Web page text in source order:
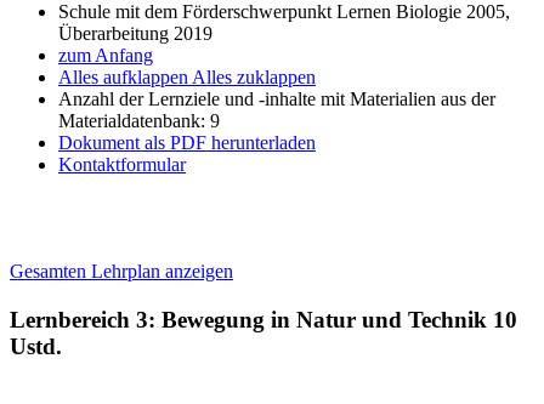
Schule mit dem Förderschwerpunkt Lernen Biologie 2005,
Überarbeitung 2019
zum Anfang
Alles aufklappen Alles zuklappen
Anzahl der Lernziele und -inhalte mit Materialien aus der
Materialdatenbank: 9
Dokument als PDF herunterladen
Kontaktformular
Gesamten Lehrplan anzeigen
Lernbereich 3: Bewegung in Natur und Technik 10
Ustd.